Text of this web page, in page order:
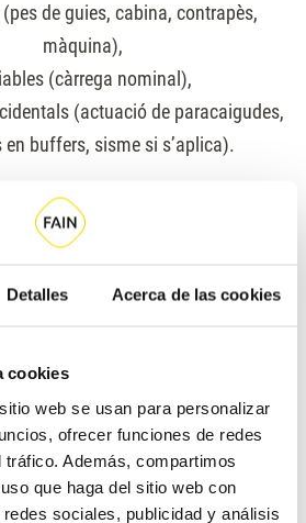
Detalles Acerca de las cookies
cookies
web se usan para personalizar
ofrecer funciones de redes
Además, compartimos
que haga del sitio web con
sociales, publicidad y análisis
de guies, cabina, contrapès,
màquina),
(càrrega nominal),
(actuació de paracaigudes,
en buffers, sisme si s’aplica).
suports (mènsules/ancoratges)
tècnica que subratlla que EN 81-
de l’estructura de l’edifici(no
que la deflexió permissible ha
per building fabric i per la
per la qual cosa és crític coordinar
de l’edifici i de l’ascensor.
i sobre-recorregut